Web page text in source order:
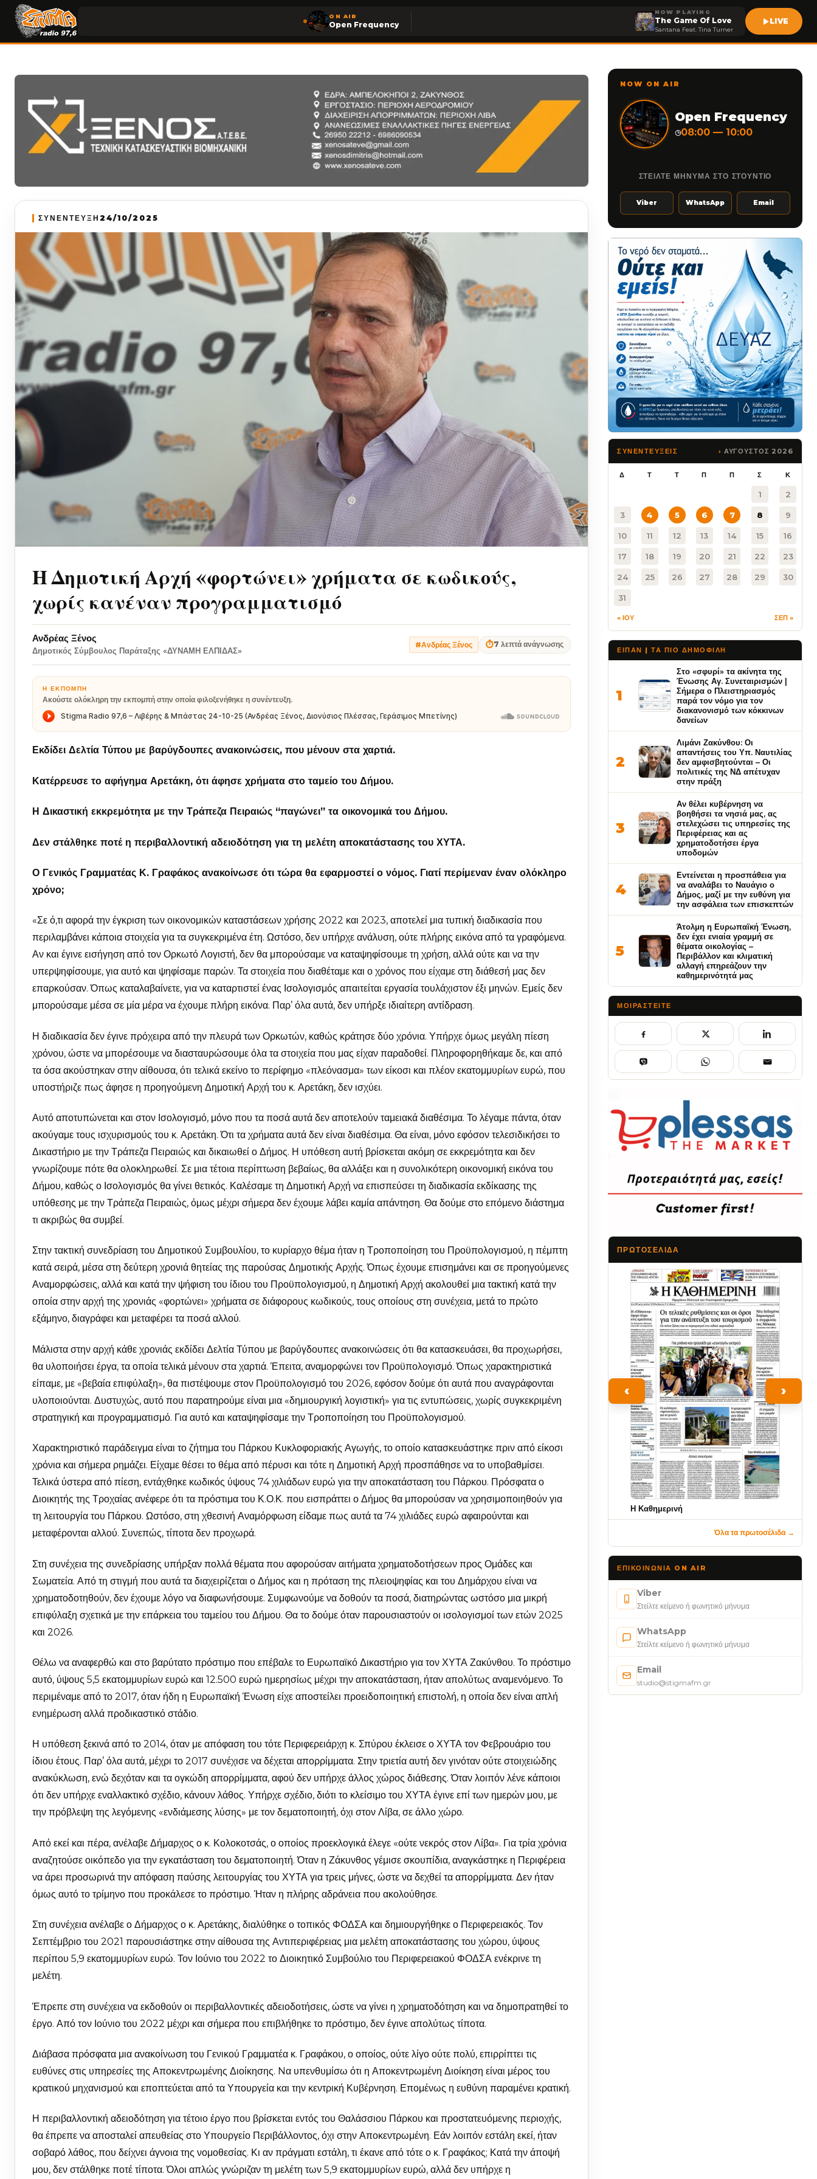
ON AIR
Open Frequency
NOW PLAYING
The Game Of Love
Santana Feat. Tina Turner
LIVE
ΣΥΝΕΝΤΕΥΞΗ 24/10/2025
Η Δημοτική Αρχή «φορτώνει» χρήματα σε κωδικούς,
χωρίς κανέναν προγραμματισμό
Ανδρέας Ξένος
Δημοτικός Σύμβουλος Παράταξης «ΔΥΝΑΜΗ ΕΛΠΙΔΑΣ»
#Ανδρέας Ξένος ⏱7 λεπτά ανάγνωσης
Η ΕΚΠΟΜΠΉ
Ακούστε ολόκληρη την εκπομπή στην οποία φιλοξενήθηκε η συνέντευξη.
Εκδίδει Δελτία Τύπου με βαρύγδουπες ανακοινώσεις, που μένουν στα χαρτιά.
Κατέρρευσε το αφήγημα Αρετάκη, ότι άφησε χρήματα στο ταμείο του Δήμου.
Η Δικαστική εκκρεμότητα με την Τράπεζα Πειραιώς “παγώνει” τα οικονομικά του Δήμου.
Δεν στάλθηκε ποτέ η περιβαλλοντική αδειοδότηση για τη μελέτη αποκατάστασης του ΧΥΤΑ.
Ο Γενικός Γραμματέας Κ. Γραφάκος ανακοίνωσε ότι τώρα θα εφαρμοστεί ο νόμος. Γιατί περίμεναν έναν ολόκληρο
χρόνο;
«Σε ό,τι αφορά την έγκριση των οικονομικών καταστάσεων χρήσης 2022 και 2023, αποτελεί μια τυπική διαδικασία που
περιλαμβάνει κάποια στοιχεία για τα συγκεκριμένα έτη. Ωστόσο, δεν υπήρχε ανάλυση, ούτε πλήρης εικόνα από τα γραφόμενα.
Αν και έγινε εισήγηση από τον Ορκωτό Λογιστή, δεν θα μπορούσαμε να καταψηφίσουμε τη χρήση, αλλά ούτε και να την
υπερψηφίσουμε, για αυτό και ψηφίσαμε παρών. Τα στοιχεία που διαθέταμε και ο χρόνος που είχαμε στη διάθεσή μας δεν
επαρκούσαν. Όπως καταλαβαίνετε, για να καταρτιστεί ένας Ισολογισμός απαιτείται εργασία τουλάχιστον έξι μηνών. Εμείς δεν
μπορούσαμε μέσα σε μία μέρα να έχουμε πλήρη εικόνα. Παρ’ όλα αυτά, δεν υπήρξε ιδιαίτερη αντίδραση.
Η διαδικασία δεν έγινε πρόχειρα από την πλευρά των Ορκωτών, καθώς κράτησε δύο χρόνια. Υπήρχε όμως μεγάλη πίεση
χρόνου, ώστε να μπορέσουμε να διασταυρώσουμε όλα τα στοιχεία που μας είχαν παραδοθεί. Πληροφορηθήκαμε δε, και από
τα όσα ακούστηκαν στην αίθουσα, ότι τελικά εκείνο το περίφημο «πλεόνασμα» των είκοσι και πλέον εκατομμυρίων ευρώ, που
υποστήριζε πως άφησε η προηγούμενη Δημοτική Αρχή του κ. Αρετάκη, δεν ισχύει.
Αυτό αποτυπώνεται και στον Ισολογισμό, μόνο που τα ποσά αυτά δεν αποτελούν ταμειακά διαθέσιμα. Το λέγαμε πάντα, όταν
ακούγαμε τους ισχυρισμούς του κ. Αρετάκη. Ότι τα χρήματα αυτά δεν είναι διαθέσιμα. Θα είναι, μόνο εφόσον τελεσιδικήσει το
Δικαστήριο με την Τράπεζα Πειραιώς και δικαιωθεί ο Δήμος. Η υπόθεση αυτή βρίσκεται ακόμη σε εκκρεμότητα και δεν
γνωρίζουμε πότε θα ολοκληρωθεί. Σε μια τέτοια περίπτωση βεβαίως, θα αλλάξει και η συνολικότερη οικονομική εικόνα του
Δήμου, καθώς ο Ισολογισμός θα γίνει θετικός. Καλέσαμε τη Δημοτική Αρχή να επισπεύσει τη διαδικασία εκδίκασης της
υπόθεσης με την Τράπεζα Πειραιώς, όμως μέχρι σήμερα δεν έχουμε λάβει καμία απάντηση. Θα δούμε στο επόμενο διάστημα
τι ακριβώς θα συμβεί.
Στην τακτική συνεδρίαση του Δημοτικού Συμβουλίου, το κυρίαρχο θέμα ήταν η Τροποποίηση του Προϋπολογισμού, η πέμπτη
κατά σειρά, μέσα στη δεύτερη χρονιά θητείας της παρούσας Δημοτικής Αρχής. Όπως έχουμε επισημάνει και σε προηγούμενες
Αναμορφώσεις, αλλά και κατά την ψήφιση του ίδιου του Προϋπολογισμού, η Δημοτική Αρχή ακολουθεί μια τακτική κατά την
οποία στην αρχή της χρονιάς «φορτώνει» χρήματα σε διάφορους κωδικούς, τους οποίους στη συνέχεια, μετά το πρώτο
εξάμηνο, διαγράφει και μεταφέρει τα ποσά αλλού.
Μάλιστα στην αρχή κάθε χρονιάς εκδίδει Δελτία Τύπου με βαρύγδουπες ανακοινώσεις ότι θα κατασκευάσει, θα προχωρήσει,
θα υλοποιήσει έργα, τα οποία τελικά μένουν στα χαρτιά. Έπειτα, αναμορφώνει τον Προϋπολογισμό. Όπως χαρακτηριστικά
είπαμε, με «βεβαία επιφύλαξη», θα πιστέψουμε στον Προϋπολογισμό του 2026, εφόσον δούμε ότι αυτά που αναγράφονται
υλοποιούνται. Δυστυχώς, αυτό που παρατηρούμε είναι μια «δημιουργική λογιστική» για τις εντυπώσεις, χωρίς συγκεκριμένη
στρατηγική και προγραμματισμό. Για αυτό και καταψηφίσαμε την Τροποποίηση του Προϋπολογισμού.
Χαρακτηριστικό παράδειγμα είναι το ζήτημα του Πάρκου Κυκλοφοριακής Αγωγής, το οποίο κατασκευάστηκε πριν από είκοσι
χρόνια και σήμερα ρημάζει. Είχαμε θέσει το θέμα από πέρυσι και τότε η Δημοτική Αρχή προσπάθησε να το υποβαθμίσει.
Τελικά ύστερα από πίεση, εντάχθηκε κωδικός ύψους 74 χιλιάδων ευρώ για την αποκατάσταση του Πάρκου. Πρόσφατα ο
Διοικητής της Τροχαίας ανέφερε ότι τα πρόστιμα του Κ.Ο.Κ. που εισπράττει ο Δήμος θα μπορούσαν να χρησιμοποιηθούν για
τη λειτουργία του Πάρκου. Ωστόσο, στη χθεσινή Αναμόρφωση είδαμε πως αυτά τα 74 χιλιάδες ευρώ αφαιρούνται και
μεταφέρονται αλλού. Συνεπώς, τίποτα δεν προχωρά.
Στη συνέχεια της συνεδρίασης υπήρξαν πολλά θέματα που αφορούσαν αιτήματα χρηματοδοτήσεων προς Ομάδες και
Σωματεία. Από τη στιγμή που αυτά τα διαχειρίζεται ο Δήμος και η πρόταση της πλειοψηφίας και του Δημάρχου είναι να
χρηματοδοτηθούν, δεν έχουμε λόγο να διαφωνήσουμε. Συμφωνούμε να δοθούν τα ποσά, διατηρώντας ωστόσο μια μικρή
επιφύλαξη σχετικά με την επάρκεια του ταμείου του Δήμου. Θα το δούμε όταν παρουσιαστούν οι ισολογισμοί των ετών 2025
και 2026.
Θέλω να αναφερθώ και στο βαρύτατο πρόστιμο που επέβαλε το Ευρωπαϊκό Δικαστήριο για τον ΧΥΤΑ Ζακύνθου. Το πρόστιμο
αυτό, ύψους 5,5 εκατομμυρίων ευρώ και 12.500 ευρώ ημερησίως μέχρι την αποκατάσταση, ήταν απολύτως αναμενόμενο. Το
περιμέναμε από το 2017, όταν ήδη η Ευρωπαϊκή Ένωση είχε αποστείλει προειδοποιητική επιστολή, η οποία δεν είναι απλή
ενημέρωση αλλά προδικαστικό στάδιο.
Η υπόθεση ξεκινά από το 2014, όταν με απόφαση του τότε Περιφερειάρχη κ. Σπύρου έκλεισε ο ΧΥΤΑ τον Φεβρουάριο του
ίδιου έτους. Παρ’ όλα αυτά, μέχρι το 2017 συνέχισε να δέχεται απορρίμματα. Στην τριετία αυτή δεν γινόταν ούτε στοιχειώδης
ανακύκλωση, ενώ δεχόταν και τα ογκώδη απορρίμματα, αφού δεν υπήρχε άλλος χώρος διάθεσης. Όταν λοιπόν λένε κάποιοι
ότι δεν υπήρχε εναλλακτικό σχέδιο, κάνουν λάθος. Υπήρχε σχέδιο, διότι το κλείσιμο του ΧΥΤΑ έγινε επί των ημερών μου, με
την πρόβλεψη της λεγόμενης «ενδιάμεσης λύσης» με τον δεματοποιητή, όχι στον Λίβα, σε άλλο χώρο.
Από εκεί και πέρα, ανέλαβε Δήμαρχος ο κ. Κολοκοτσάς, ο οποίος προεκλογικά έλεγε «ούτε νεκρός στον Λίβα». Για τρία χρόνια
αναζητούσε οικόπεδο για την εγκατάσταση του δεματοποιητή. Όταν η Ζάκυνθος γέμισε σκουπίδια, αναγκάστηκε η Περιφέρεια
να άρει προσωρινά την απόφαση παύσης λειτουργίας του ΧΥΤΑ για τρεις μήνες, ώστε να δεχθεί τα απορρίμματα. Δεν ήταν
όμως αυτό το τρίμηνο που προκάλεσε το πρόστιμο. Ήταν η πλήρης αδράνεια που ακολούθησε.
Στη συνέχεια ανέλαβε ο Δήμαρχος ο κ. Αρετάκης, διαλύθηκε ο τοπικός ΦΟΔΣΑ και δημιουργήθηκε ο Περιφερειακός. Τον
Σεπτέμβριο του 2021 παρουσιάστηκε στην αίθουσα της Αντιπεριφέρειας μια μελέτη αποκατάστασης του χώρου, ύψους
περίπου 5,9 εκατομμυρίων ευρώ. Τον Ιούνιο του 2022 το Διοικητικό Συμβούλιο του Περιφερειακού ΦΟΔΣΑ ενέκρινε τη
μελέτη.
Έπρεπε στη συνέχεια να εκδοθούν οι περιβαλλοντικές αδειοδοτήσεις, ώστε να γίνει η χρηματοδότηση και να δημοπρατηθεί το
έργο. Από τον Ιούνιο του 2022 μέχρι και σήμερα που επιβλήθηκε το πρόστιμο, δεν έγινε απολύτως τίποτα.
Διάβασα πρόσφατα μια ανακοίνωση του Γενικού Γραμματέα κ. Γραφάκου, ο οποίος, ούτε λίγο ούτε πολύ, επιρρίπτει τις
ευθύνες στις υπηρεσίες της Αποκεντρωμένης Διοίκησης. Nα υπενθυμίσω ότι η Αποκεντρωμένη Διοίκηση είναι μέρος του
κρατικού μηχανισμού και εποπτεύεται από τα Υπουργεία και την κεντρική Κυβέρνηση. Επομένως η ευθύνη παραμένει κρατική.
Η περιβαλλοντική αδειοδότηση για τέτοιο έργο που βρίσκεται εντός του Θαλάσσιου Πάρκου και προστατευόμενης περιοχής,
θα έπρεπε να αποσταλεί απευθείας στο Υπουργείο Περιβάλλοντος, όχι στην Αποκεντρωμένη. Εάν λοιπόν εστάλη εκεί, ήταν
σοβαρό λάθος, που δείχνει άγνοια της νομοθεσίας. Κι αν πράγματι εστάλη, τι έκανε από τότε ο κ. Γραφάκος; Κατά την άποψή
μου, δεν στάλθηκε ποτέ τίποτα. Όλοι απλώς γνώριζαν τη μελέτη των 5,9 εκατομμυρίων ευρώ, αλλά δεν υπήρχε η
NOW ON AIR
Open Frequency
◷08:00 — 10:00
ΣΤΕΙΛΤΕ ΜΗΝΥΜΑ ΣΤΟ ΣΤΟΥΝΤΙΟ
Viber WhatsApp Email
ΣΥΝΕΝΤΕΥΞΕΙΣ ΑΥΓΟΥΣΤΟΣ 2026
Δ Τ Τ Π Π Σ Κ
1 2
3 4 5 6 7 8 9
10 11 12 13 14 15 16
17 18 19 20 21 22 23
24 25 26 27 28 29 30
31
« ΙΟΥ ΣΕΠ »
ΕΙΠΑΝ | ΤΑ ΠΙΟ ΔΗΜΟΦΙΛΉ
1
Στο «σφυρί» τα ακίνητα της
Ένωσης Αγ. Συνεταιρισμών |
Σήμερα ο Πλειστηριασμός
παρά τον νόμο για τον
διακανονισμό των κόκκινων
δανείων
2
Λιμάνι Ζακύνθου: Οι
απαντήσεις του Υπ. Ναυτιλίας
δεν αμφισβητούνται – Οι
πολιτικές της ΝΔ απέτυχαν
στην πράξη
3
Αν θέλει κυβέρνηση να
βοηθήσει τα νησιά μας, ας
στελεχώσει τις υπηρεσίες της
Περιφέρειας και ας
χρηματοδοτήσει έργα
υποδομών
4
Εντείνεται η προσπάθεια για
να αναλάβει το Ναυάγιο ο
Δήμος, μαζί με την ευθύνη για
την ασφάλεια των επισκεπτών
5
Άτολμη η Ευρωπαϊκή Ένωση,
δεν έχει ενιαία γραμμή σε
θέματα οικολογίας –
Περιβάλλον και κλιματική
αλλαγή επηρεάζουν την
καθημερινότητά μας
ΜΟΙΡΑΣΤΕΊΤΕ
ΠΡΩΤΟΣΈΛΙΔΑ
‹
Η Καθημερινή
›
Όλα τα πρωτοσέλιδα →
ΕΠΙΚΟΙΝΩΝΊΑ ON AIR
Viber
Στείλτε κείμενο ή φωνητικό μήνυμα
WhatsApp
Στείλτε κείμενο ή φωνητικό μήνυμα
Email
studio@stigmafm.gr